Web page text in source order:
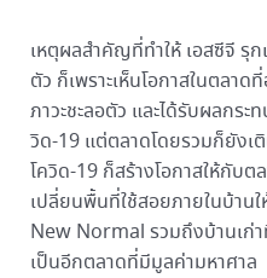
เหตุผลสำคัญที่ทำให้ เอสซีจี รุ
ตัว ก็เพราะเห็นโอกาสในตลา
ภาวะชะลอตัว และได้รับผลกระ
วิด-19 แต่ตลาดโดยรวมก็ยังเ
โควิด-19 ก็สร้างโอกาสให้กับ
เปลี่ยนพื้นที่ใช้สอยภายในบ้านใ
New Normal รวมถึงบ้านเก่
เป็นอีกตลาดที่มีมูลค่ามหาศาล